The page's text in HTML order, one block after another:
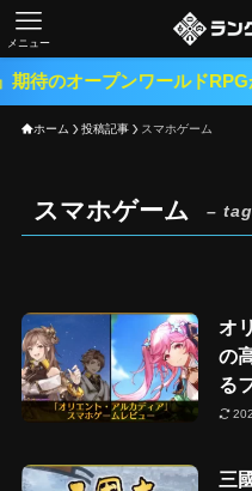
メニュー
ープンワールドRPGがリリ
ホーム 投稿記事 スマホゲーム
スマホゲーム –
オ
の
る
三